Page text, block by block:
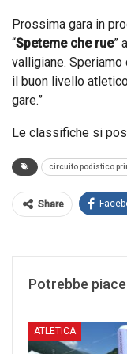
Prossima gara in
“Speteme che rue”
valligiane.
il buon livello
gare.”
Le classifiche si
circuito podistico
Share
Potrebbe
ATLETICA